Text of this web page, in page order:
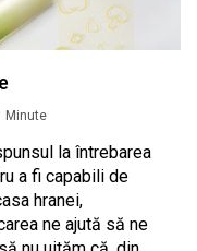
Minute
la întrebarea
a fi capabili de
hranei,
ne ajută să ne